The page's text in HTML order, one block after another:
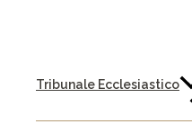
Tribunale Ecclesiastico